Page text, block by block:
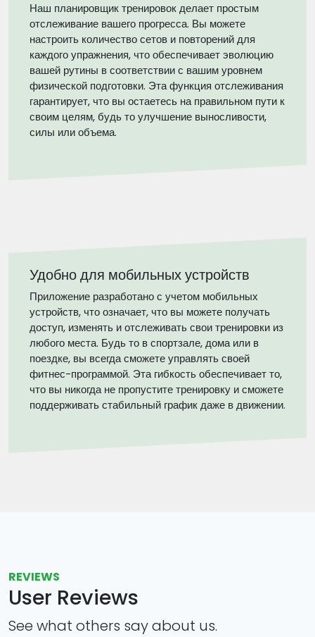
Наш планировщик тренировок делает простым
отслеживание вашего прогресса. Вы можете
настроить количество сетов и повторений для
каждого упражнения, что обеспечивает эволюцию
вашей рутины в соответствии с вашим уровнем
физической подготовки. Эта функция отслеживания
гарантирует, что вы остаетесь на правильном пути к
своим целям, будь то улучшение выносливости,
силы или объема.
Удобно для мобильных устройств
Приложение разработано с учетом мобильных
устройств, что означает, что вы можете получать
доступ, изменять и отслеживать свои тренировки из
любого места. Будь то в спортзале, дома или в
поездке, вы всегда сможете управлять своей
фитнес-программой. Эта гибкость обеспечивает то,
что вы никогда не пропустите тренировку и сможете
поддерживать стабильный график даже в движении.
REVIEWS
User Reviews
See what others say about us.